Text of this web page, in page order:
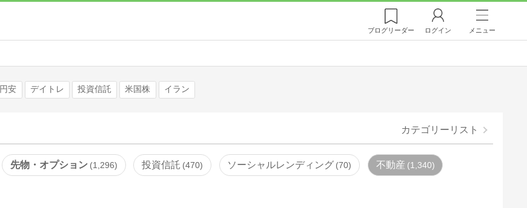
ブログリーダー ログイン メニュー
円安 デイトレ 投資信託 米国株 イラン
カテゴリーリスト
先物・オプション 1,296 投資信託 470 ソーシャルレンディング 70 不動産 1,340